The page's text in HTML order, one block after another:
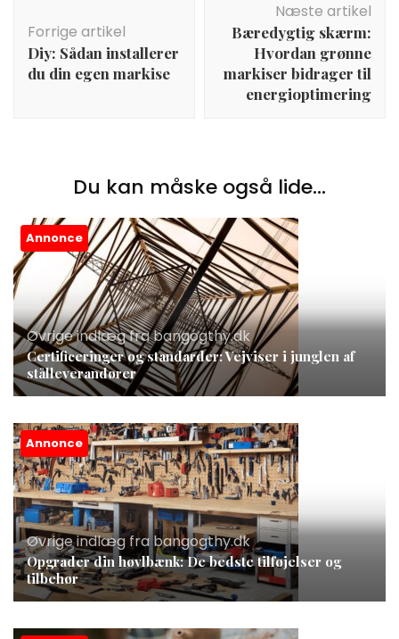
Forrige artikel
Diy: Sådan installerer
du din egen markise
Næste artikel
Bæredygtig skærm:
Hvordan grønne
markiser bidrager til
energioptimering
Du kan måske også lide...
Annonce
Øvrige indlæg fra bangogthy.dk
Certificeringer og standarder: Vejviser i junglen af
stålleverandører
Annonce
Øvrige indlæg fra bangogthy.dk
Opgrader din høvlbænk: De bedste tilføjelser og
tilbehør